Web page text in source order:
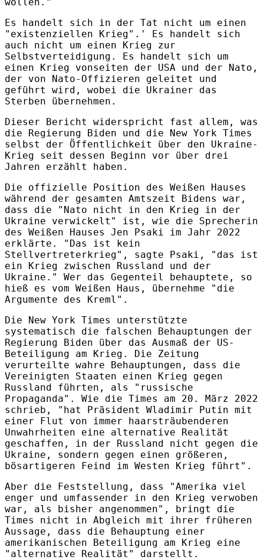
Es handelt sich in der Tat nicht um einen
"existenziellen Krieg".' Es handelt sich
auch nicht um einen Krieg zur
Selbstverteidigung. Es handelt sich um
einen Krieg vonseiten der USA und der Nato,
der von Nato-Offizieren geleitet und
geführt wird, wobei die Ukrainer das
Sterben übernehmen.
Dieser Bericht widerspricht fast allem, was
die Regierung Biden und die New York Times
selbst der Öffentlichkeit über den Ukraine-
Krieg seit dessen Beginn vor über drei
Jahren erzählt haben.
Die offizielle Position des Weißen Hauses
während der gesamten Amtszeit Bidens war,
dass die "Nato nicht in den Krieg in der
Ukraine verwickelt" ist, wie die Sprecherin
des Weißen Hauses Jen Psaki im Jahr 2022
erklärte. "Das ist kein
Stellvertreterkrieg", sagte Psaki, "das ist
ein Krieg zwischen Russland und der
Ukraine." Wer das Gegenteil behauptete, so
hieß es vom Weißen Haus, übernehme "die
Argumente des Kreml".
Die New York Times unterstützte
systematisch die falschen Behauptungen der
Regierung Biden über das Ausmaß der US-
Beteiligung am Krieg. Die Zeitung
verurteilte wahre Behauptungen, dass die
Vereinigten Staaten einen Krieg gegen
Russland führten, als "russische
Propaganda". Wie die Times am 20. März 2022
schrieb, "hat Präsident Wladimir Putin mit
einer Flut von immer haarsträubenderen
Unwahrheiten eine alternative Realität
geschaffen, in der Russland nicht gegen die
Ukraine, sondern gegen einen größeren,
bösartigeren Feind im Westen Krieg führt".
Aber die Feststellung, dass "Amerika viel
enger und umfassender in den Krieg verwoben
war, als bisher angenommen", bringt die
Times nicht in Abgleich mit ihrer früheren
Aussage, dass die Behauptung einer
amerikanischen Beteiligung am Krieg eine
"alternative Realität" darstellt.